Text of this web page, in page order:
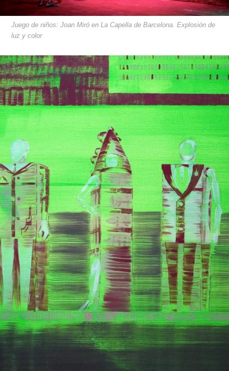
Juego de niños: Joan Miró en La Capella de Barcelona. Explosión de
luz y color